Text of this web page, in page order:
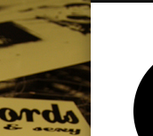
LABEL
VimeoDribble